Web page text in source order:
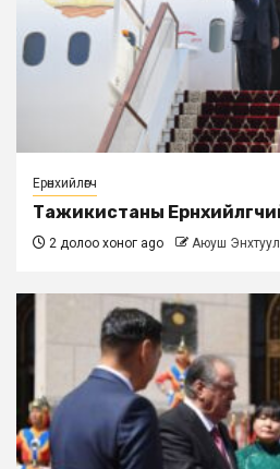
Ерөнхийлөгч
Тажикистаны Ерөнхийлөгчийн
2 долоо хоног ago Аюуш Энхтуул